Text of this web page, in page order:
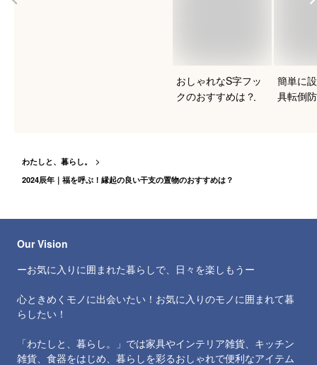
おしゃれなS字フッ
クのおすすめは？
簡単に
具転倒
わたしと、暮らし。
2024辰年｜福を呼ぶ！縁起の良い干支の置物のおすすめは？
Our Vision
ーお気に入りに囲まれた暮らしで、日々を楽しもうー
心ときめくモノに出会いたい！お気に入りのモノに囲まれて暮
らしたい！
「わたしと、暮らし。」では家具やインテリア雑貨、キッチン
雑貨、食器をはじめ、暮らしを彩るおしゃれで便利なアイテム